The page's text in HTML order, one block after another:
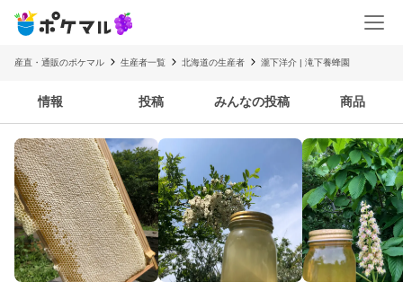
産直・通販のポケマル 生産者一覧 北海道の生産者 瀧下洋介 | 滝下養蜂園
情報 投稿 みんなの投稿 商品